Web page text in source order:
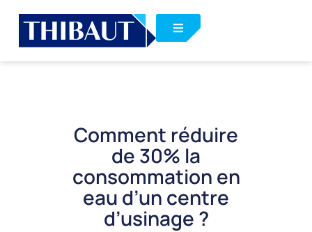
Comment réduire
de 30% la
consommation en
eau d’un centre
d’usinage ?